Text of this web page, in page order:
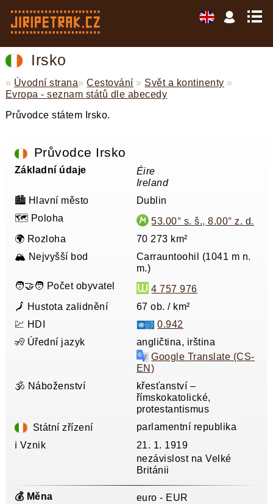
Irsko
» Úvodní strana» Cestování » Svět a kontinenty »
Evropa - seznam států dle abecedy
Průvodce státem Irsko.
Průvodce Irsko
Základní údaje
Éire
Ireland
🏙️ Hlavní město
Dublin
🗺️ Poloha
53.00° s. š., 8.00° z. d.
🌍 Rozloha
70 273 km²
🏔️ Nejvyšší bod
Carrauntoohil (1041 m n.
m.)
🧑‍🤝‍🧑 Počet obyvatel
4 757 976
🗾 Hustota zalidnění
67 ob. / km²
💹 HDI
0.942
🧏 Úřední jazyk
angličtina, irština
Google Translate (CS-
EN)
🕉️ Náboženství
křesťanství –
římskokatolické,
protestantismus
Státní zřízení
parlamentní republika
ℹ️ Vznik
21. 1. 1919
nezávislost na Velké
Británii
💰 Měna
euro - EUR